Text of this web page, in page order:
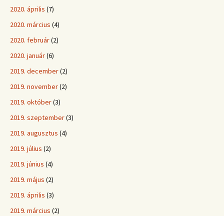
2020. április (7)
2020. március (4)
2020. február(2)
2020. január(6)
2019. december(2)
2019. november(2)
2019. október(3)
2019. szeptember(3)
2019. augusztus (4)
2019. július (2)
2019. június (4)
2019. május (2)
2019. április (3)
2019. március (2)